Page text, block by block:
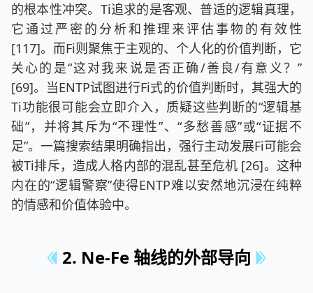
的根本性冲突。Ti追求的是客观、普适的逻辑真理，
它通过严密的分析和推理来评估事物的有效性
[117]。而Fi则聚焦于主观的、个人化的价值判断，它
关心的是“这对我来说是否正确/善良/有意义？”
[69]。当ENTP试图进行Fi式的价值判断时，其强大的
Ti功能很可能会立即介入，质疑这些判断的“逻辑基
础”，并将其斥为“不理性”、“多愁善感”或“证据不
足”。一篇搜索结果明确指出，强行主动发展Fi可能会
被Ti排斥，造成人格内部的混乱甚至危机 [26]。这种
内在的“逻辑警察”使得ENTP难以安然地沉浸在纯粹
的情感和价值体验中。
2. Ne-Fe 轴线的外部导向